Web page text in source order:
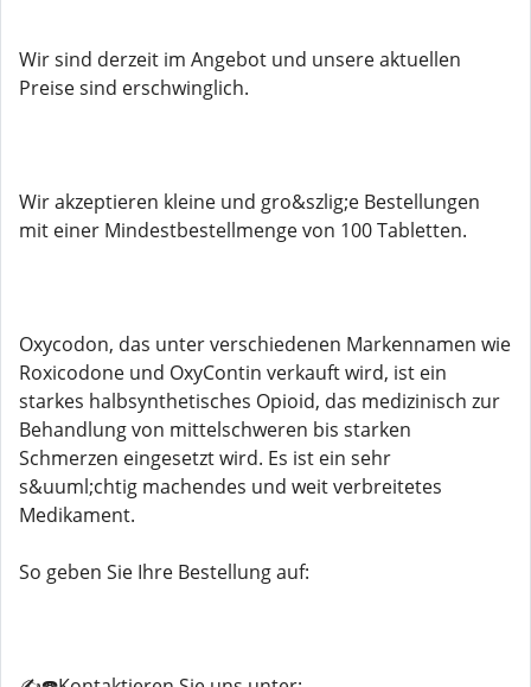
Wir sind derzeit im Angebot und unsere aktuellen
Preise sind erschwinglich.
Wir akzeptieren kleine und gro&szlig;e Bestellungen
mit einer Mindestbestellmenge von 100 Tabletten.
Oxycodon, das unter verschiedenen Markennamen wie
Roxicodone und OxyContin verkauft wird, ist ein
starkes halbsynthetisches Opioid, das medizinisch zur
Behandlung von mittelschweren bis starken
Schmerzen eingesetzt wird. Es ist ein sehr
s&uuml;chtig machendes und weit verbreitetes
Medikament.
So geben Sie Ihre Bestellung auf: